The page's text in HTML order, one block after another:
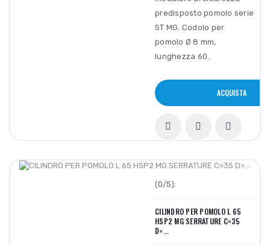
predisposto pomolo serie
ST MG. Codolo per
pomolo Ø 8 mm,
lunghezza 60..
ACQUISTA
(0/5):
CILINDRO PER POMOLO L 65
HSP2 MG SERRATURE C=35
D=...